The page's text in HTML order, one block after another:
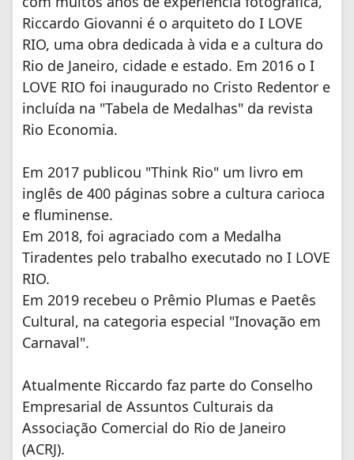
Riccardo Giovanni é o arquiteto do I LOVE
RIO, uma obra dedicada à vida e a cultura do
Rio de Janeiro, cidade e estado. Em 2016 o I
LOVE RIO foi inaugurado no Cristo Redentor e
incluída na "Tabela de Medalhas" da revista
Rio Economia.
Em 2017 publicou "Think Rio" um livro em
inglês de 400 páginas sobre a cultura carioca
e fluminense.
Em 2018, foi agraciado com a Medalha
Tiradentes pelo trabalho executado no I LOVE
RIO.
Em 2019 recebeu o Prêmio Plumas e Paetês
Cultural, na categoria especial "Inovação em
Carnaval".
Atualmente Riccardo faz parte do Conselho
Empresarial de Assuntos Culturais da
Associação Comercial do Rio de Janeiro
(ACRJ).